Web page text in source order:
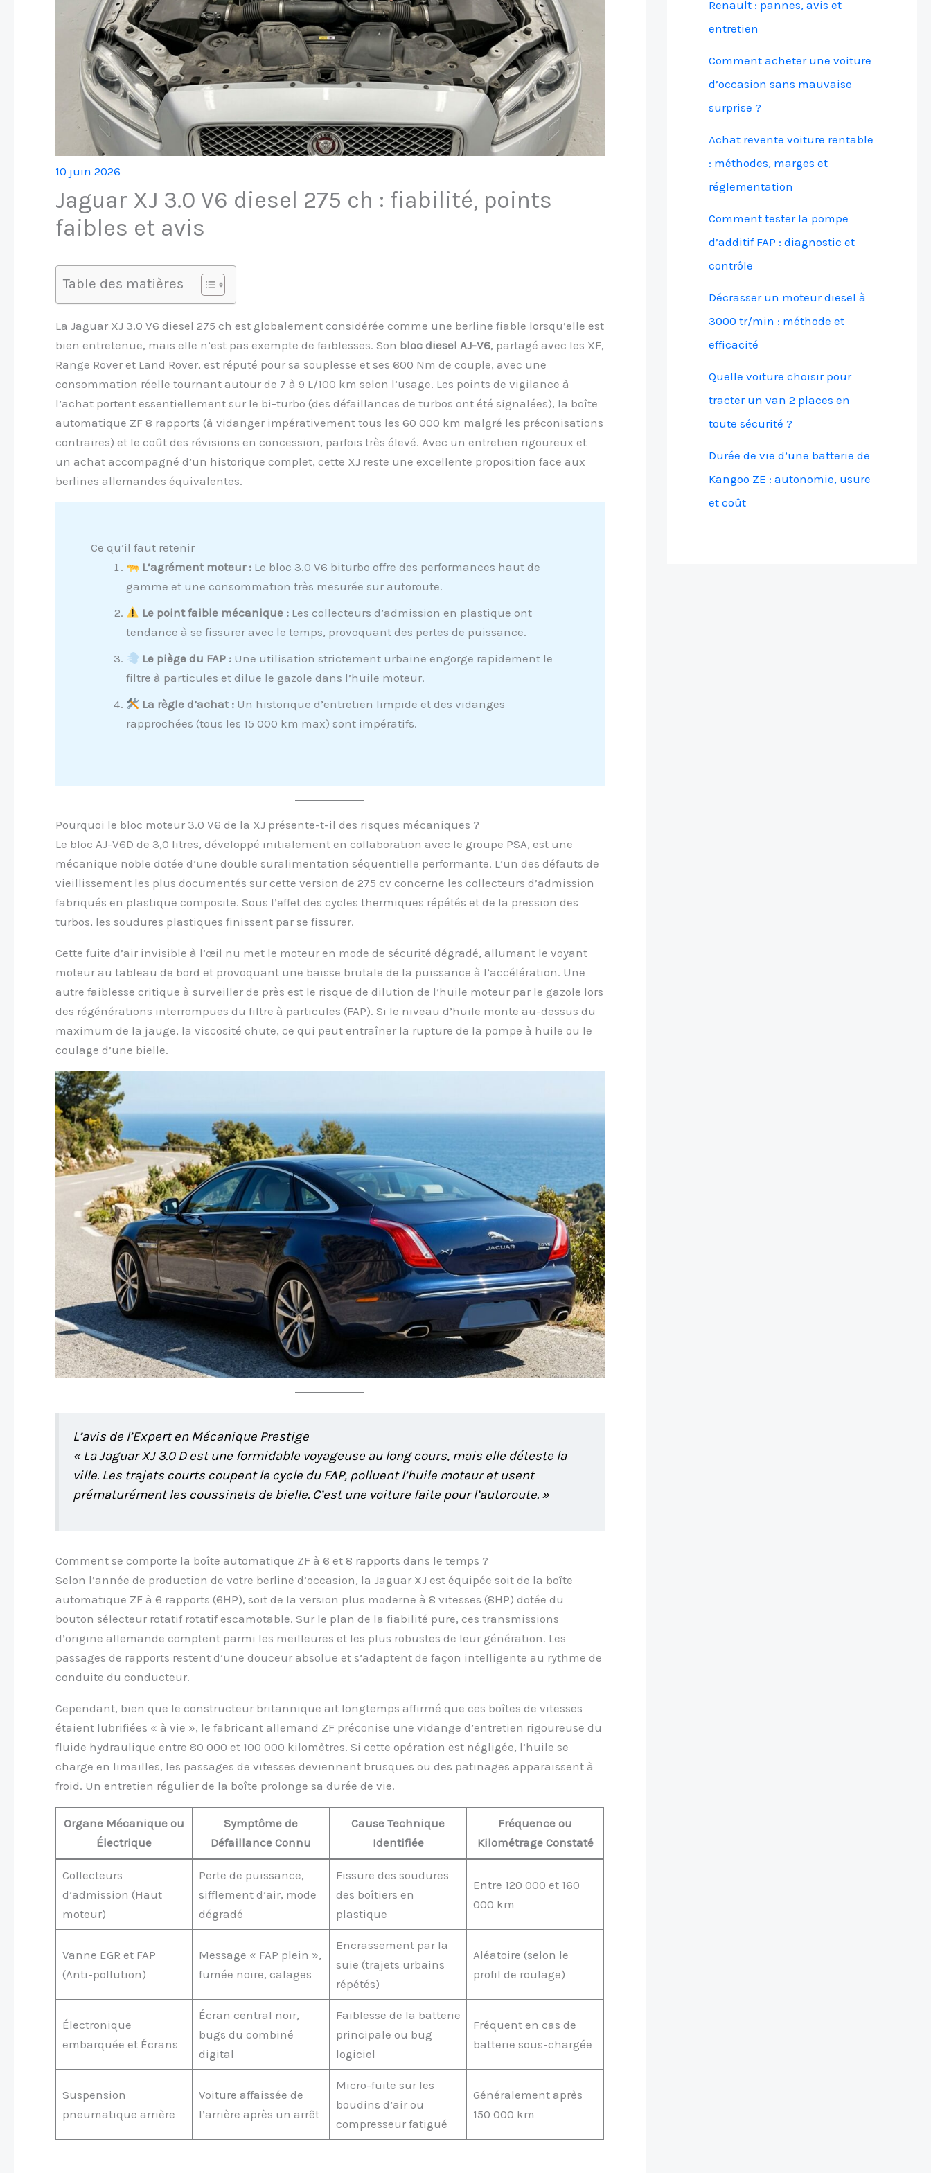
10 juin 2026
Jaguar XJ 3.0 V6 diesel 275 ch : fiabilité, points
faibles et avis
Table des matières
La Jaguar XJ 3.0 V6 diesel 275 ch est globalement considérée comme une berline fiable lorsqu’elle est
bien entretenue, mais elle n’est pas exempte de faiblesses. Son bloc diesel AJ-V6, partagé avec les XF,
Range Rover et Land Rover, est réputé pour sa souplesse et ses 600 Nm de couple, avec une
consommation réelle tournant autour de 7 à 9 L/100 km selon l’usage. Les points de vigilance à
l’achat portent essentiellement sur le bi-turbo (des défaillances de turbos ont été signalées), la boîte
automatique ZF 8 rapports (à vidanger impérativement tous les 60 000 km malgré les préconisations
contraires) et le coût des révisions en concession, parfois très élevé. Avec un entretien rigoureux et
un achat accompagné d’un historique complet, cette XJ reste une excellente proposition face aux
berlines allemandes équivalentes.
Ce qu’il faut retenir
L’agrément moteur : Le bloc 3.0 V6 biturbo offre des performances haut de
gamme et une consommation très mesurée sur autoroute.
Le point faible mécanique : Les collecteurs d’admission en plastique ont
tendance à se fissurer avec le temps, provoquant des pertes de puissance.
Le piège du FAP : Une utilisation strictement urbaine engorge rapidement le
filtre à particules et dilue le gazole dans l’huile moteur.
La règle d’achat : Un historique d’entretien limpide et des vidanges
rapprochées (tous les 15 000 km max) sont impératifs.
Pourquoi le bloc moteur 3.0 V6 de la XJ présente-t-il des risques mécaniques ?
Le bloc AJ-V6D de 3,0 litres, développé initialement en collaboration avec le groupe PSA, est une
mécanique noble dotée d’une double suralimentation séquentielle performante. L’un des défauts de
vieillissement les plus documentés sur cette version de 275 cv concerne les collecteurs d’admission
fabriqués en plastique composite. Sous l’effet des cycles thermiques répétés et de la pression des
turbos, les soudures plastiques finissent par se fissurer.
Cette fuite d’air invisible à l’œil nu met le moteur en mode de sécurité dégradé, allumant le voyant
moteur au tableau de bord et provoquant une baisse brutale de la puissance à l’accélération. Une
autre faiblesse critique à surveiller de près est le risque de dilution de l’huile moteur par le gazole lors
des régénérations interrompues du filtre à particules (FAP). Si le niveau d’huile monte au-dessus du
maximum de la jauge, la viscosité chute, ce qui peut entraîner la rupture de la pompe à huile ou le
coulage d’une bielle.
L’avis de l’Expert en Mécanique Prestige
« La Jaguar XJ 3.0 D est une formidable voyageuse au long cours, mais elle déteste la
ville. Les trajets courts coupent le cycle du FAP, polluent l’huile moteur et usent
prématurément les coussinets de bielle. C’est une voiture faite pour l’autoroute. »
Comment se comporte la boîte automatique ZF à 6 et 8 rapports dans le temps ?
Selon l’année de production de votre berline d’occasion, la Jaguar XJ est équipée soit de la boîte
automatique ZF à 6 rapports (6HP), soit de la version plus moderne à 8 vitesses (8HP) dotée du
bouton sélecteur rotatif rotatif escamotable. Sur le plan de la fiabilité pure, ces transmissions
d’origine allemande comptent parmi les meilleures et les plus robustes de leur génération. Les
passages de rapports restent d’une douceur absolue et s’adaptent de façon intelligente au rythme de
conduite du conducteur.
Cependant, bien que le constructeur britannique ait longtemps affirmé que ces boîtes de vitesses
étaient lubrifiées « à vie », le fabricant allemand ZF préconise une vidange d’entretien rigoureuse du
fluide hydraulique entre 80 000 et 100 000 kilomètres. Si cette opération est négligée, l’huile se
charge en limailles, les passages de vitesses deviennent brusques ou des patinages apparaissent à
froid. Un entretien régulier de la boîte prolonge sa durée de vie.
Organe Mécanique ou
Électrique
Symptôme de
Défaillance Connu
Cause Technique
Identifiée
Fréquence ou
Kilométrage Constaté
Collecteurs
d’admission (Haut
moteur)
Perte de puissance,
sifflement d’air, mode
dégradé
Fissure des soudures
des boîtiers en
plastique
Entre 120 000 et 160
000 km
Vanne EGR et FAP
(Anti-pollution)
Message « FAP plein »,
fumée noire, calages
Encrassement par la
suie (trajets urbains
répétés)
Aléatoire (selon le
profil de roulage)
Électronique
embarquée et Écrans
Écran central noir,
bugs du combiné
digital
Faiblesse de la batterie
principale ou bug
logiciel
Fréquent en cas de
batterie sous-chargée
Suspension
pneumatique arrière
Voiture affaissée de
l’arrière après un arrêt
Micro-fuite sur les
boudins d’air ou
compresseur fatigué
Généralement après
150 000 km
Renault : pannes, avis et
entretien
Comment acheter une voiture
d’occasion sans mauvaise
surprise ?
Achat revente voiture rentable
: méthodes, marges et
réglementation
Comment tester la pompe
d’additif FAP : diagnostic et
contrôle
Décrasser un moteur diesel à
3000 tr/min : méthode et
efficacité
Quelle voiture choisir pour
tracter un van 2 places en
toute sécurité ?
Durée de vie d’une batterie de
Kangoo ZE : autonomie, usure
et coût